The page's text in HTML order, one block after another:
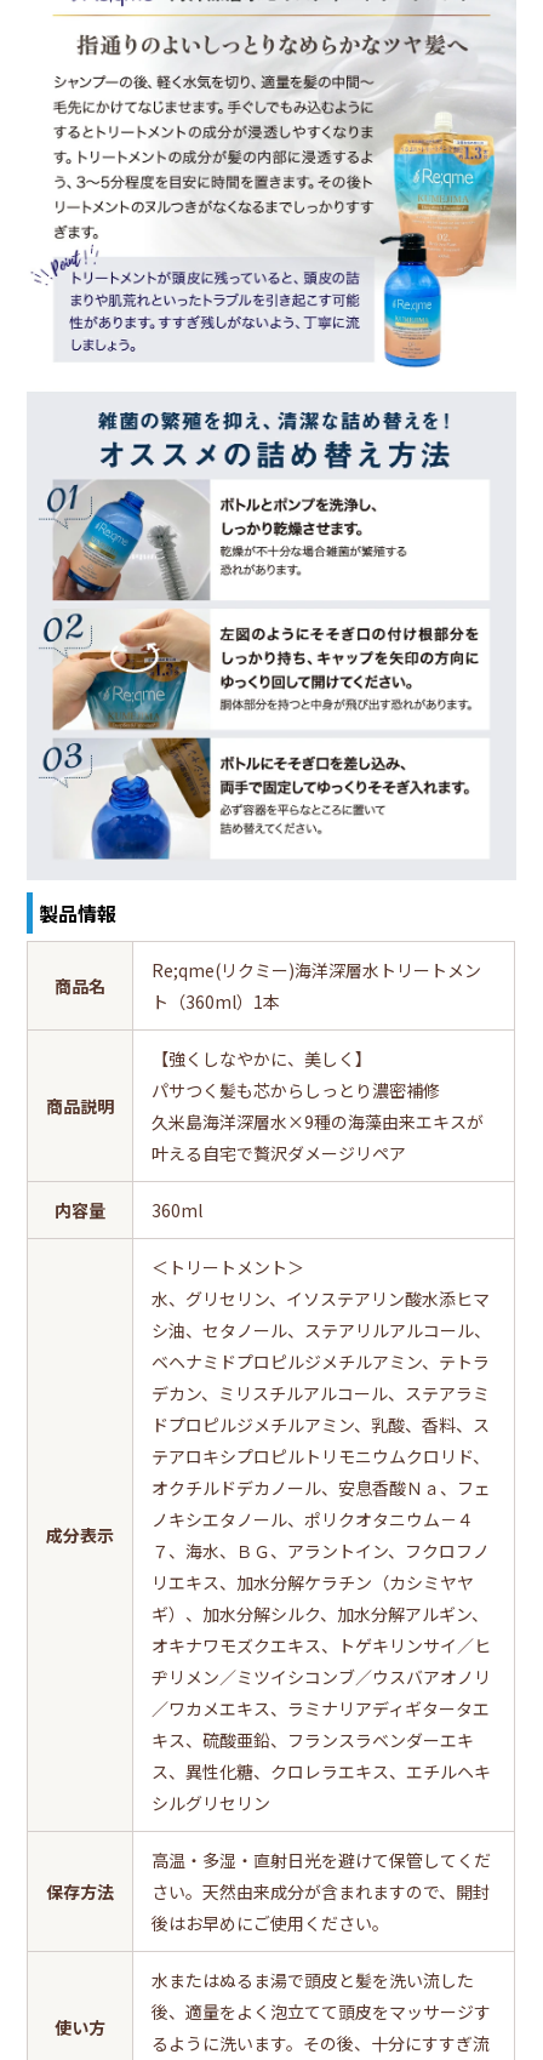
製品情報
商品名
Re;qme(リクミー)海洋深層水トリートメン
ト（360ml）1本
商品説明
【強くしなやかに、美しく】
パサつく髪も芯からしっとり濃密補修
久米島海洋深層水×9種の海藻由来エキスが
叶える自宅で贅沢ダメージリペア
内容量 360ml
成分表示
＜トリートメント＞
水、グリセリン、イソステアリン酸水添ヒマ
シ油、セタノール、ステアリルアルコール、
ベヘナミドプロピルジメチルアミン、テトラ
デカン、ミリスチルアルコール、ステアラミ
ドプロピルジメチルアミン、乳酸、香料、ス
テアロキシプロピルトリモニウムクロリド、
オクチルドデカノール、安息香酸Ｎａ、フェ
ノキシエタノール、ポリクオタニウム－４
７、海水、ＢＧ、アラントイン、フクロフノ
リエキス、加水分解ケラチン（カシミヤヤ
ギ）、加水分解シルク、加水分解アルギン、
オキナワモズクエキス、トゲキリンサイ／ヒ
ヂリメン／ミツイシコンブ／ウスバアオノリ
／ワカメエキス、ラミナリアディギタータエ
キス、硫酸亜鉛、フランスラベンダーエキ
ス、異性化糖、クロレラエキス、エチルヘキ
シルグリセリン
保存方法
高温・多湿・直射日光を避けて保管してくだ
さい。天然由来成分が含まれますので、開封
後はお早めにご使用ください。
使い方
水またはぬるま湯で頭皮と髪を洗い流した
後、適量をよく泡立てて頭皮をマッサージす
るように洗います。その後、十分にすすぎ流